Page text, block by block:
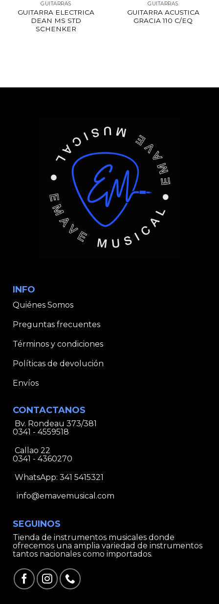
GUITARRAS
GUITARRA ELECTRICA
DEAN MS STD
SCHENKER
GUITARRAS
GUITARRA ACUSTICA
GRACIA 110 C/EQ
INFO
Quiénes Somos
Preguntas frecuentes
Términos y condiciones
Políticas de devolución
Envíos
CONTACTANOS
Bv. Rondeau 373/381
0341 - 4559518
Callao 22
0341 - 4360270
WhatsApp: 341 5415321
info@emavemusical.com
SEGUINOS
Tienda de instrumentos musicales donde
ofrecemos una amplia variedad de instrumentos
tantos nacionales como importados.